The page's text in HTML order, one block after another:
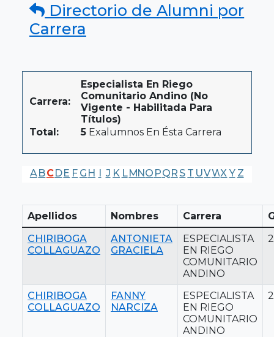
Directorio de Alumni por
Carrera
Carrera:
Especialista En Riego
Comunitario Andino (No
Vigente - Habilitada Para
Títulos)
Total:
5 Exalumnos En Ésta Carrera
A BCDE F G H I J K LMNO PQR S T UVWX Y Z
Apellidos Nombres Carrera
CHIRIBOGA
COLLAGUAZO
ANTONIETA
GRACIELA
ESPECIALISTA
EN RIEGO
COMUNITARIO
ANDINO
CHIRIBOGA
COLLAGUAZO
FANNY
NARCIZA
ESPECIALISTA
EN RIEGO
COMUNITARIO
ANDINO